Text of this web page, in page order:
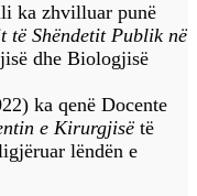
ka zhvilluar punë
të Shëndetit Publik në
dhe Biologjisë
ka qenë Docente
e Kirurgjisë të
lëndën e